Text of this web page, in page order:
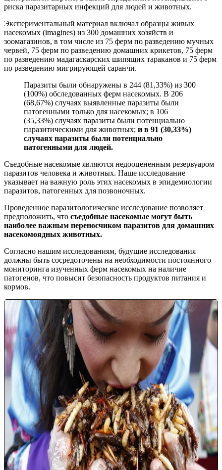
риска паразитарных инфекций для людей и животных.
Экспериментальный материал включал образцы живых
насекомых (imagines) из 300 домашних хозяйств и
зоомагазинов, в том числе из 75 ферм по разведению мучных
червей, 75 ферм по разведению домашних крикетов, 75 ферм
по разведению мадагаскарских шипящих тараканов и 75 ферм
по разведению мигрирующей саранчи.
Паразиты были обнаружены в 244 (81,33%) из 300
(100%) обследованных ферм насекомых. В 206
(68,67%) случаях выявленные паразиты были
патогенными только для насекомых; в 106
(35,33%) случаях паразиты были потенциально
паразитическими для животных; и в 91 (30,33%)
случаях паразиты были потенциально
патогенными для людей.
Съедобные насекомые являются недооцененным резервуаром
паразитов человека и животных. Наше исследование
указывает на важную роль этих насекомых в эпидемиологии
паразитов, патогенных для позвоночных.
Проведенное паразитологическое исследование позволяет
предположить, что съедобные насекомые могут быть
наиболее важным переносчиком паразитов для домашних
насекомоядных животных.
Согласно нашим исследованиям, будущие исследования
должны быть сосредоточены на необходимости постоянного
мониторинга изученных ферм насекомых на наличие
патогенов, что повысит безопасность продуктов питания и
кормов.